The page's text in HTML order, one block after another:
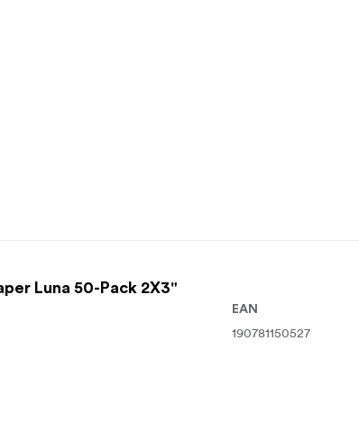
Luna 50-Pack 2X3"
EAN
190781150527